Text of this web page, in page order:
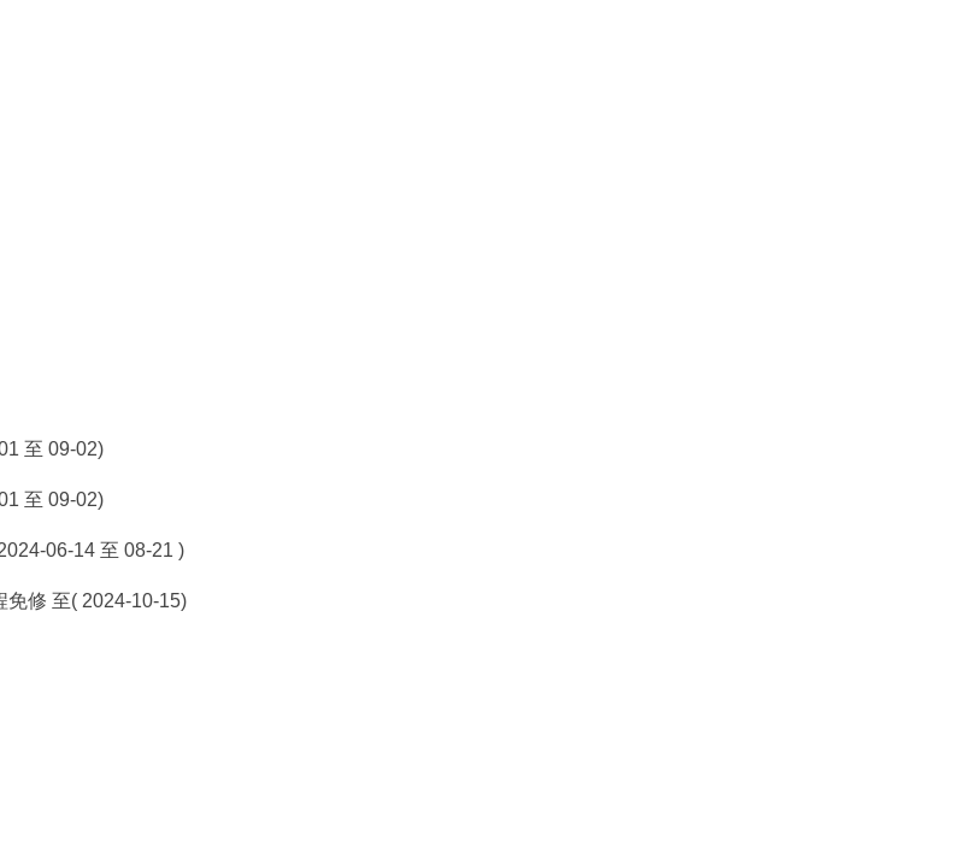
至 09-02)
至 09-02)
06-14 至 08-21 )
免修 至( 2024-10-15)